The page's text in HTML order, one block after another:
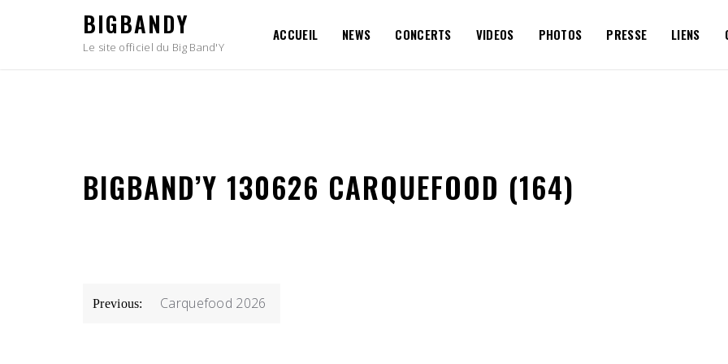
BIGBANDY
Le site officiel du Big Band'Y
ACCUEIL NEWS CONCERTS VIDEOS PHOTOS PRESSE LIENS
BIGBAND’Y 130626 CARQUEFOOD (164)
NAVIGATION
Previous: Carquefood 2026